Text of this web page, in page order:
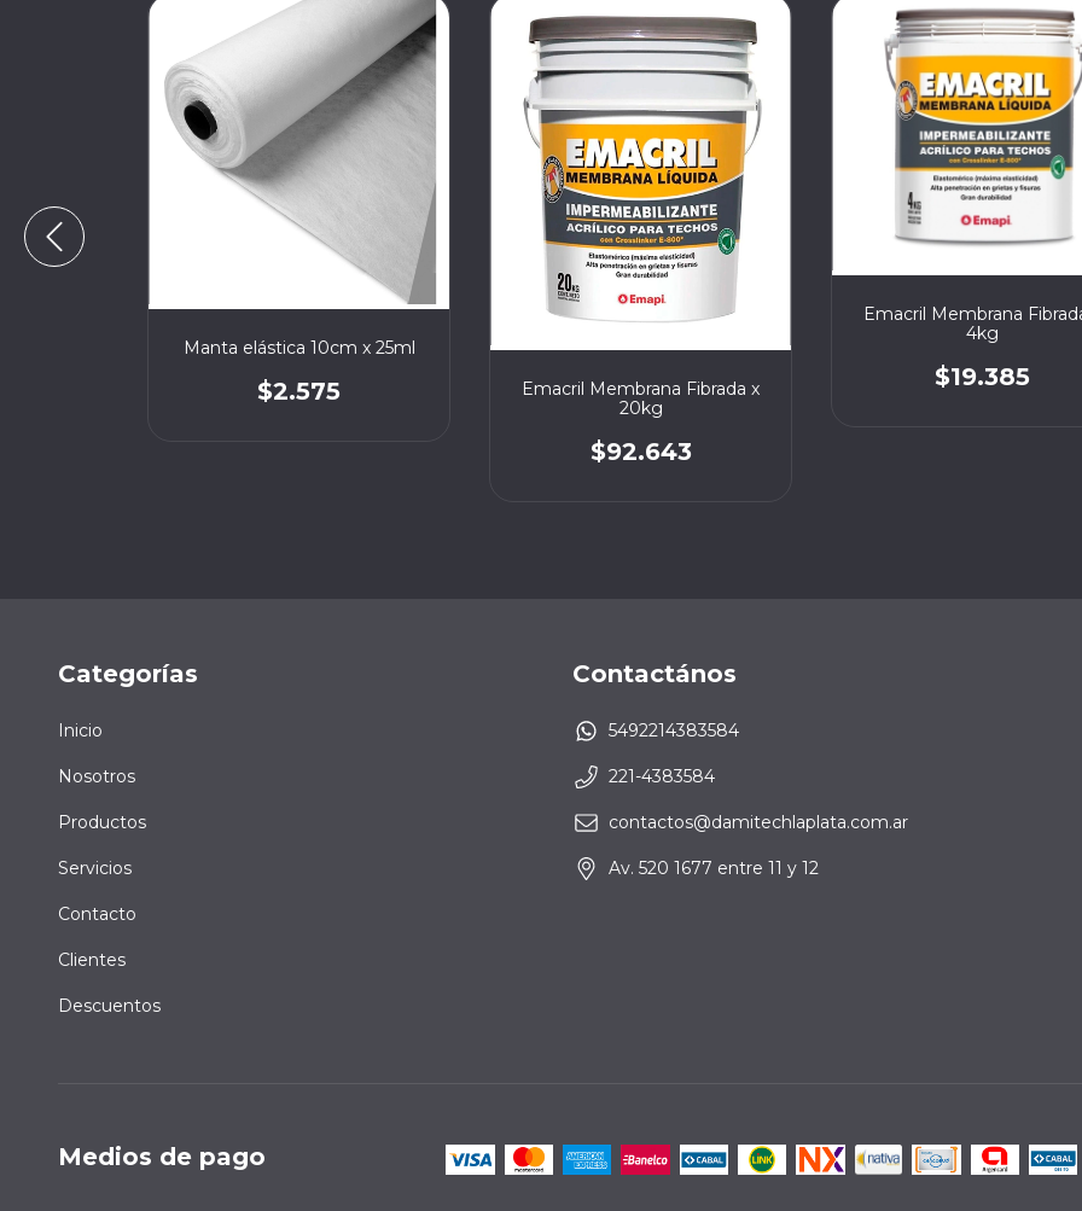
Manta elástica 10cm x 25ml
$2.575
Emacril Membrana Fibrada x
20kg
$92.643
Emacril Membrana
4kg
$19.385
Categorías
Inicio
Nosotros
Productos
Servicios
Contacto
Clientes
Descuentos
Contactános
5492214383584
221-4383584
contactos@damitechlaplata.com.ar
Av. 520 1677 entre 11 y 12
Medios de pago